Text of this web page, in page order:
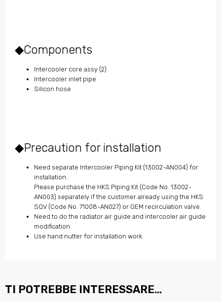
◆Components
Intercooler core assy (2)
Intercooler inlet pipe
Silicon hose
◆Precaution for installation
Need separate Intercooler Piping Kit (13002-AN004) for
installation.
Please purchase the HKS Piping Kit (Code No. 13002-
AN003) separately if the customer already using the HKS
SQV (Code No. 71008-AN027) or OEM recirculation valve.
Need to do the radiator air guide and intercooler air guide
modification.
Use hand nutter for installation work.
TI POTREBBE INTERESSARE…